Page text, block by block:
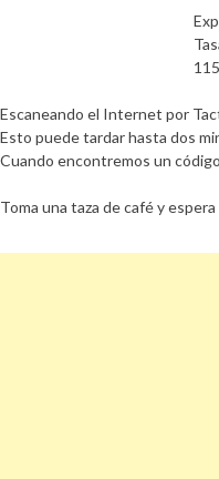
Escaneando el Internet por
Esto puede tardar hasta dos
Cuando encontremos un
Toma una taza de café y